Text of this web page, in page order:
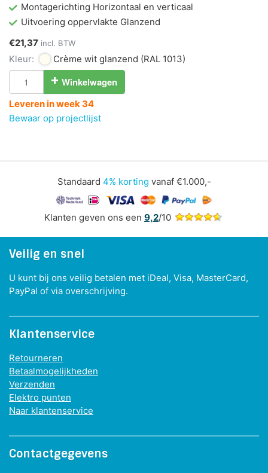
Montagerichting Horizontaal en verticaal
Uitvoering oppervlakte Glanzend
€21,37 incl. BTW
Kleur: Crème wit glanzend (RAL 1013)
Winkelwagen
Leveren in week 34
Bewaar op projectlijst
Standaard 4% korting vanaf €1.000,-
Klanten geven ons een 9,2/10
Veilig en snel
U kunt bij ons veilig betalen met iDeal, Visa, MasterCard,
PayPal of via overschrijving.
Klantenservice
Retourneren
Betaalmogelijkheden
Verzenden
Elektro punten
Naar klantenservice
Contactgegevens